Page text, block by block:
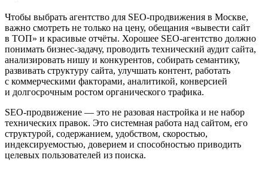
Чтобы выбрать агентство для SEO-продвижения в Москве,
важно смотреть не только на цену, обещания «вывести сайт
в ТОП» и красивые отчёты. Хорошее SEO-агентство должно
понимать бизнес-задачу, проводить технический аудит сайта,
анализировать нишу и конкурентов, собирать семантику,
развивать структуру сайта, улучшать контент, работать
с коммерческими факторами, аналитикой, конверсией
и долгосрочным ростом органического трафика.
SEO-продвижение — это не разовая настройка и не набор
технических правок. Это системная работа над сайтом, его
структурой, содержанием, удобством, скоростью,
индексируемостью, доверием и способностью приводить
целевых пользователей из поиска.